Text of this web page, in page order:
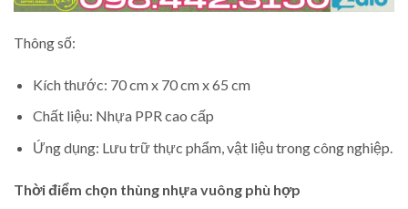
Thông số:
Kích thước: 70 cm x 70 cm x 65 cm
Chất liệu: Nhựa PPR cao cấp
Ứng dụng: Lưu trữ thực phẩm, vật liệu trong công nghiệp.
Thời điểm chọn thùng nhựa vuông phù hợp